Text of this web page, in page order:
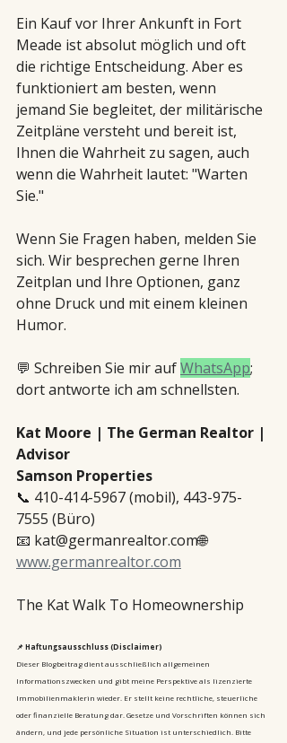
Ein Kauf vor Ihrer Ankunft in Fort
Meade ist absolut möglich und oft
die richtige Entscheidung. Aber es
funktioniert am besten, wenn
jemand Sie begleitet, der militärische
Zeitpläne versteht und bereit ist,
Ihnen die Wahrheit zu sagen, auch
wenn die Wahrheit lautet: "Warten
Sie."
Wenn Sie Fragen haben, melden Sie
sich. Wir besprechen gerne Ihren
Zeitplan und Ihre Optionen, ganz
ohne Druck und mit einem kleinen
Humor.
💬 Schreiben Sie mir auf WhatsApp;
dort antworte ich am schnellsten.
Kat Moore | The German Realtor |
Advisor
Samson Properties
📞 410-414-5967 (mobil), 443-975-
7555 (Büro)
📧 kat@germanrealtor.com🌐
www.germanrealtor.com
The Kat Walk To Homeownership
📌 Haftungsausschluss (Disclaimer)
Dieser Blogbeitrag dient ausschließlich allgemeinen
Informationszwecken und gibt meine Perspektive als lizenzierte
Immobilienmaklerin wieder. Er stellt keine rechtliche, steuerliche
oder finanzielle Beratung dar. Gesetze und Vorschriften können sich
ändern, und jede persönliche Situation ist unterschiedlich. Bitte